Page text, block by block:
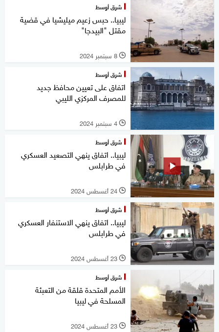
شرق أوسط
ليبيا.. حبس زعيم ميليشيا في قضية
مقتل "البيدجا"
l 8 سبتمبر 2024
شرق أوسط
اتفاق على تعيين محافظ جديد
للمصرف المركزي الليبي
l 4 سبتمبر 2024
شرق أوسط
ليبيا.. اتفاق ينهي التصعيد العسكري
في طرابلس
l 24 أغسطس 2024
شرق أوسط
ليبيا.. اتفاق ينهي الاستنفار العسكري
في طرابلس
l 23 أغسطس 2024
شرق أوسط
الأمم المتحدة قلقة من التعبئة
المسلحة في ليبيا
l 23 أغسطس 2024